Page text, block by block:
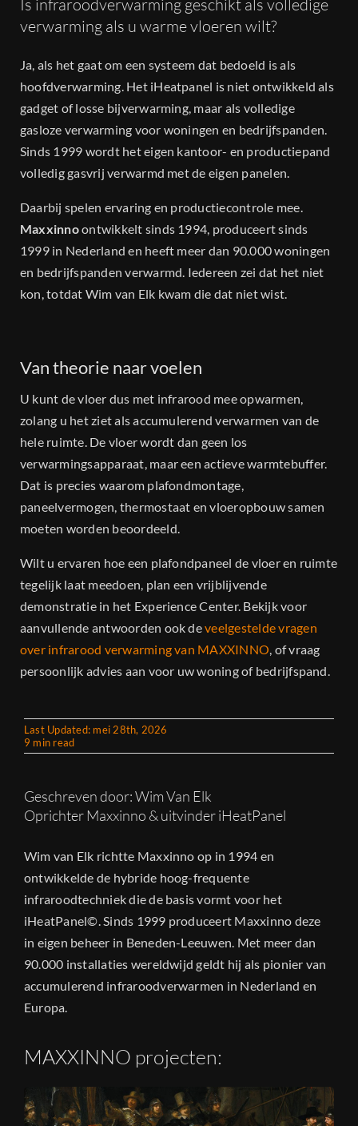
Is infraroodverwarming geschikt als volledige
verwarming als u warme vloeren wilt?
Ja, als het gaat om een systeem dat bedoeld is als
hoofdverwarming. Het iHeatpanel is niet ontwikkeld als
gadget of losse bijverwarming, maar als volledige
gasloze verwarming voor woningen en bedrijfspanden.
Sinds 1999 wordt het eigen kantoor- en productiepand
volledig gasvrij verwarmd met de eigen panelen.
Daarbij spelen ervaring en productiecontrole mee.
Maxxinnoontwikkelt sinds 1994, produceert sinds
1999 in Nederland en heeft meer dan 90.000 woningen
en bedrijfspanden verwarmd. Iedereen zei dat het niet
kon, totdat Wim van Elk kwam die dat niet wist.
Van theorie naar voelen
U kunt de vloer dus met infrarood mee opwarmen,
zolang u het ziet als accumulerend verwarmen van de
hele ruimte. De vloer wordt dan geen los
verwarmingsapparaat, maar een actieve warmtebuffer.
Dat is precies waarom plafondmontage,
paneelvermogen, thermostaat en vloeropbouw samen
moeten worden beoordeeld.
Wilt u ervaren hoe een plafondpaneel de vloer en ruimte
tegelijk laat meedoen, plan een vrijblijvende
demonstratie in het Experience Center. Bekijk voor
aanvullende antwoorden ook deveelgestelde vragen
over infrarood verwarming van MAXXINNO, of vraag
persoonlijk advies aan voor uw woning of bedrijfspand.
Last Updated: mei 28th, 2026
9 min read
Geschreven door: Wim Van Elk
Oprichter Maxxinno & uitvinder iHeatPanel
Wim van Elk richtte Maxxinno op in 1994 en
ontwikkelde de hybride hoog-frequente
infraroodtechniek die de basis vormt voor het
iHeatPanel©. Sinds 1999 produceert Maxxinno deze
in eigen beheer in Beneden-Leeuwen. Met meer dan
90.000 installaties wereldwijd geldt hij als pionier van
accumulerend infraroodverwarmen in Nederland en
Europa.
MAXXINNO projecten: